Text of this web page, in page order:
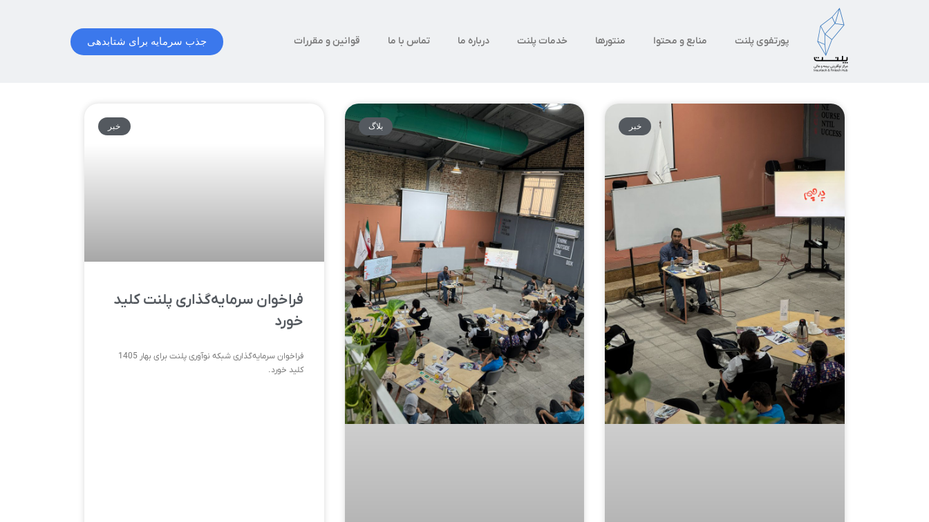
پورتفوی پلنت منابع و محتوا منتورها خدمات پلنت درباره ما تماس با ما قوانین و مقررات جذب سرمایه برای شتابدهی
خبر بلاگ خبر
فراخوان سرمایه‌گذاری پلنت کلید
خورد
فراخوان سرمایه‌گذاری شبکه نوآوری پلنت برای بهار 1405
کلید خورد.